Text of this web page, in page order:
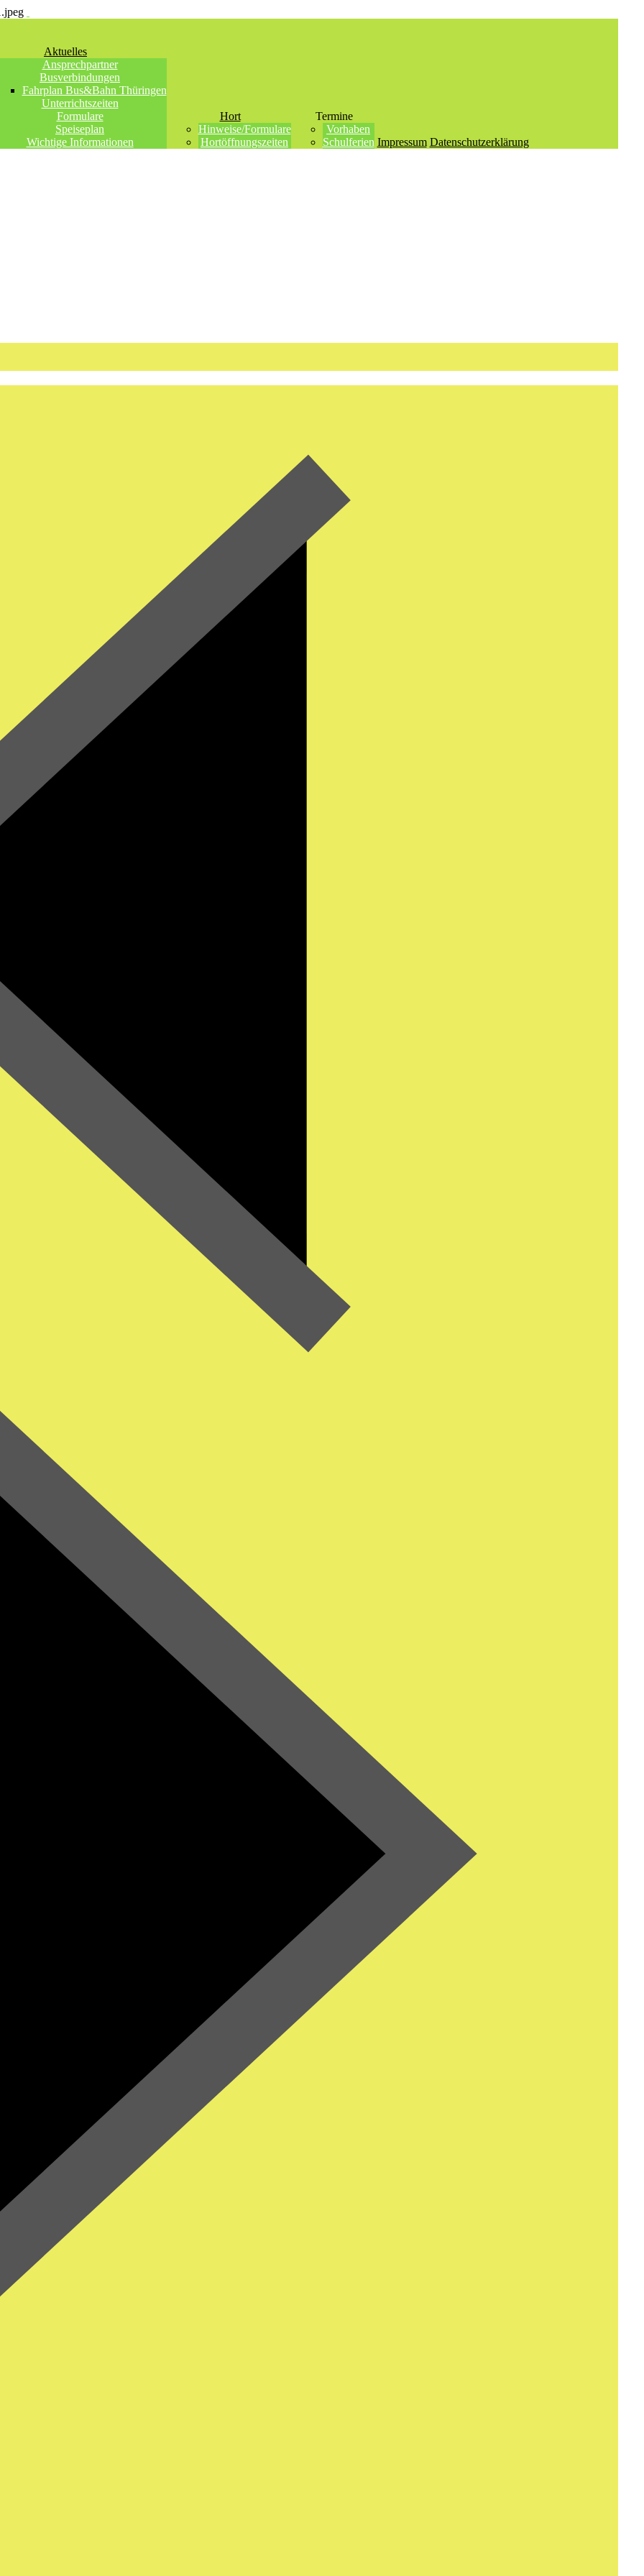
Aktuelles
Ansprechpartner
Busverbindungen
Fahrplan Bus&Bahn Thüringen
Unterrichtszeiten
Formulare
Speiseplan
Wichtige Informationen
Hort
Hinweise/Formulare
Hortöffnungszeiten
Termine
Vorhaben
Schulferien Impressum Datenschutzerklärung